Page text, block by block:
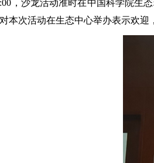
，沙龙活动准时在中国科学院生
本次活动在生态中心举办表示欢迎